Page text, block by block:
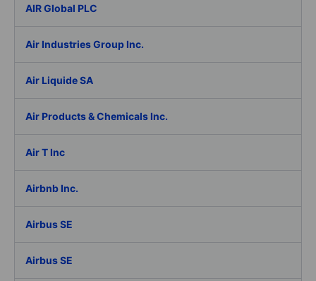
AIR Global PLC
Air Industries Group Inc.
Air Liquide SA
Air Products & Chemicals Inc.
Air T Inc
Airbnb Inc.
Airbus SE
Airbus SE